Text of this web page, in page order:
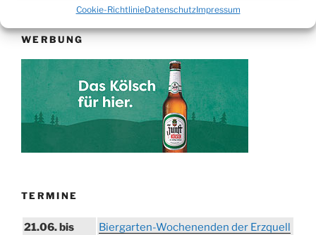
Cookie-RichtlinieDatenschutzImpressum
WERBUNG
TERMINE
21.06. bis
Biergarten-Wochenenden der Erzquell